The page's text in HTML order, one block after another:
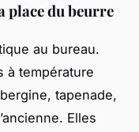
place du beurre
au bureau.
à température
tapenade,
Elles